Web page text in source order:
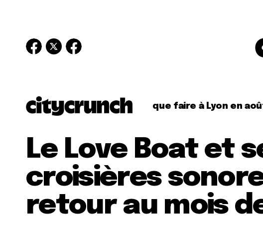
que faire à Lyon en
Le Love Boat et
croisières
retour au mois